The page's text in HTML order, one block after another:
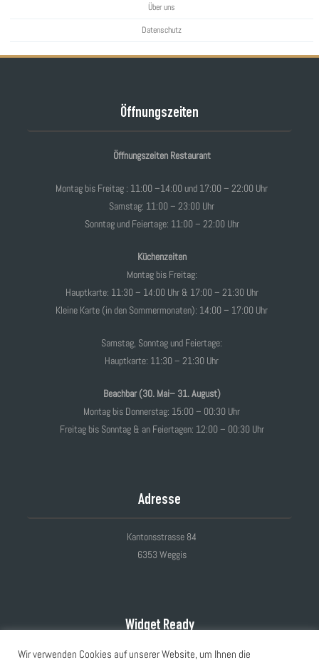
Über uns
Datenschutz
Öffnungszeiten
Öffnungszeiten Restaurant
Montag bis Freitag : 11:00 –14:00 und 17:00 – 22:00 Uhr
Samstag: 11:00 – 23:00 Uhr
Sonntag und Feiertage: 11:00 – 22:00 Uhr
Küchenzeiten
Montag bis Freitag:
Hauptkarte: 11:30 – 14:00 Uhr & 17:00 – 21:30 Uhr
Kleine Karte (in den Sommermonaten): 14:00 – 17:00 Uhr
Samstag, Sonntag und Feiertage:
Hauptkarte: 11:30 – 21:30 Uhr
Beachbar (30. Mai– 31. August)
Montag bis Donnerstag: 15:00 – 00:30 Uhr
Freitag bis Sonntag & an Feiertagen: 12:00 – 00:30 Uhr
Adresse
Kantonsstrasse 84
6353 Weggis
Widget Ready
Wir verwenden Cookies auf unserer Website, um Ihnen die